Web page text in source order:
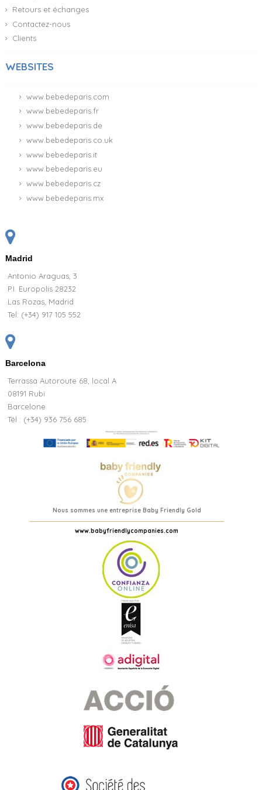
Retours et échanges
Contactez-nous
Clients
WEBSITES
www.bebedeparis.com
www.bebedeparis.fr
www.bebedeparis.de
www.bebedeparis.co.uk
www.bebedeparis.it
www.bebedeparis.eu
www.bebedeparis.cz
www.bebedeparis.mx
Madrid
Antonio Araguas, 3
P.I. Europolis 28232
Las Rozas, Madrid
Tel: (+34) 917 105 552
Barcelona
Terrassa Autoroute 68, local A
08191 Rubi
Barcelone
Tél : (+34) 936 756 685
Nous sommes une entreprise Baby Friendly Gold
www.babyfriendlycompanies.com